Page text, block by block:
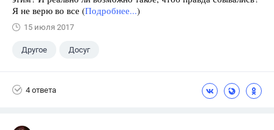
Я не верю во все (Подробнее...)
15 июля 2017
Другое Досуг
4 ответа